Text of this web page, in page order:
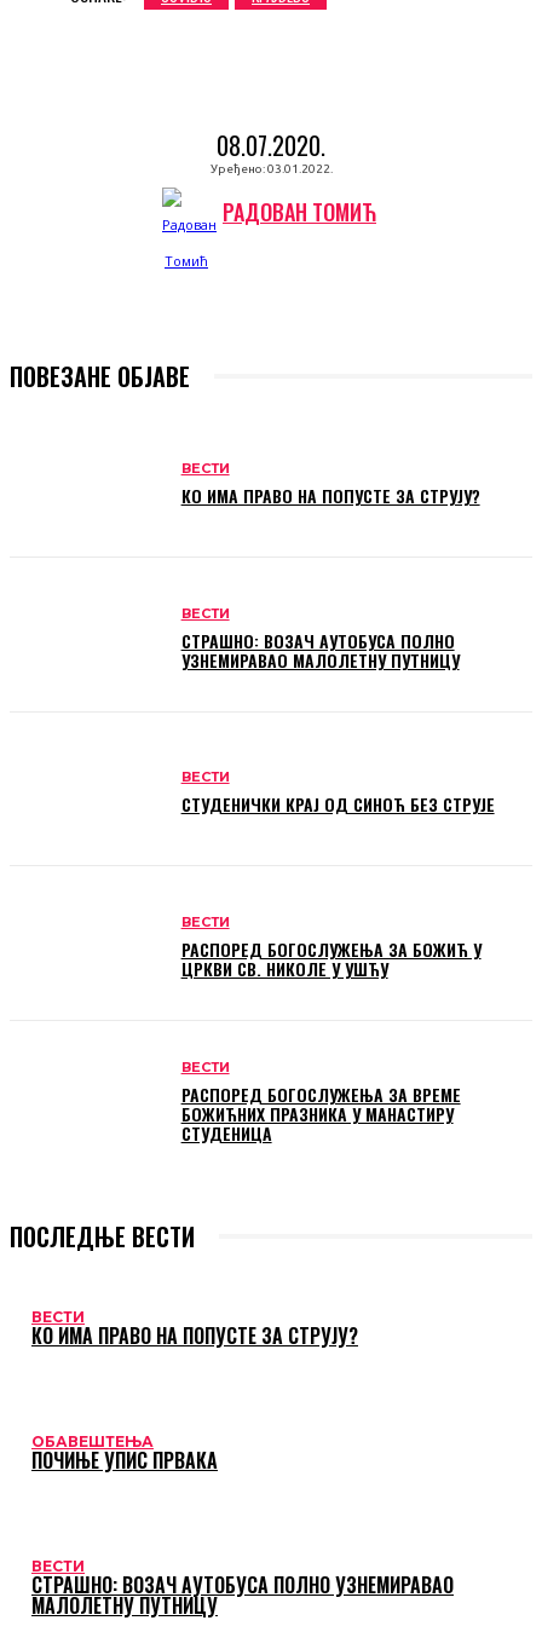
08.07.2020.
Уређено: 03.01.2022.
РАДОВАН ТОМИЋ
ПОВЕЗАНЕ ОБЈАВЕ
ВЕСТИ
КО ИМА ПРАВО НА ПОПУСТЕ ЗА СТРУЈУ?
ВЕСТИ
СТРАШНО: ВОЗАЧ АУТОБУСА ПОЛНО
УЗНЕМИРАВАО МАЛОЛЕТНУ ПУТНИЦУ
ВЕСТИ
СТУДЕНИЧКИ КРАЈ ОД СИНОЋ БЕЗ СТРУЈЕ
ВЕСТИ
РАСПОРЕД БОГОСЛУЖЕЊА ЗА БОЖИЋ У
ЦРКВИ СВ. НИКОЛЕ У УШЋУ
ВЕСТИ
РАСПОРЕД БОГОСЛУЖЕЊА ЗА ВРЕМЕ
БОЖИЋНИХ ПРАЗНИКА У МАНАСТИРУ
СТУДЕНИЦА
ПОСЛЕДЊЕ ВЕСТИ
ВЕСТИ
КО ИМА ПРАВО НА ПОПУСТЕ ЗА СТРУЈУ?
ОБАВЕШТЕЊА
ПОЧИЊЕ УПИС ПРВАКА
ВЕСТИ
СТРАШНО: ВОЗАЧ АУТОБУСА ПОЛНО УЗНЕМИРАВАО
МАЛОЛЕТНУ ПУТНИЦУ